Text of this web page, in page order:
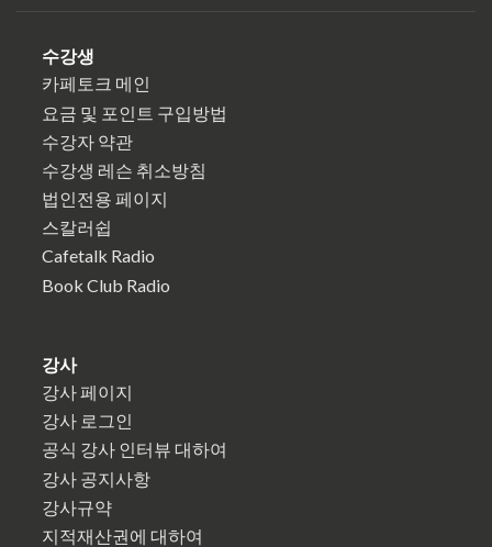
수강생
카페토크 메인
요금 및 포인트 구입방법
수강자 약관
수강생 레슨 취소방침
법인전용 페이지
스칼러쉽
Cafetalk Radio
Book Club Radio
강사
강사 페이지
강사 로그인
공식 강사 인터뷰 대하여
강사 공지사항
강사규약
지적재산권에 대하여